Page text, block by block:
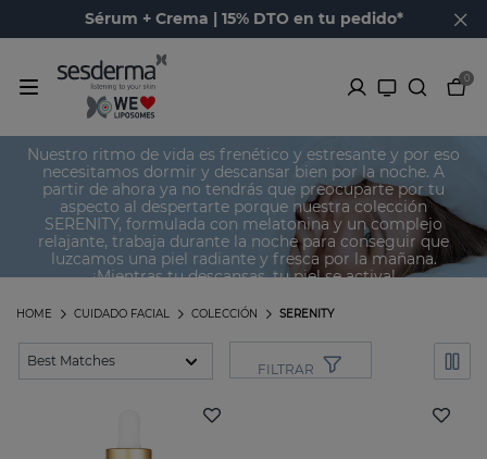
Sérum + Crema | 15% DTO en tu pedido*
0
Nuestro ritmo de vida es frenético y estresante y por eso
necesitamos dormir y descansar bien por la noche. A
partir de ahora ya no tendrás que preocuparte por tu
aspecto al despertarte porque nuestra colección
SERENITY, formulada con melatonina y un complejo
relajante, trabaja durante la noche para conseguir que
luzcamos una piel radiante y fresca por la mañana.
¡Mientras tu descansas, tu piel se activa!
SERENITY
COLECCIÓN
CUIDADO FACIAL
HOME
FILTRAR